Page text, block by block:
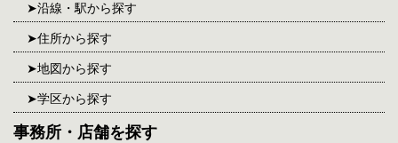
沿線・駅から探す
住所から探す
地図から探す
学区から探す
事務所・店舗を探す